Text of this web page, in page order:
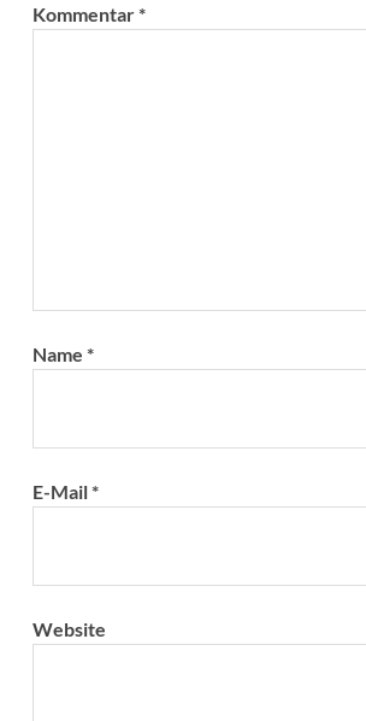
Kommentar*
Name *
E-Mail*
Website